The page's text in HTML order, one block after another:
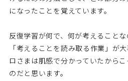
になったことを覚えています。
反復学習が何で、何が考えること
「考えることを読み取る作業」が
ロさまは肌感で分かっていたから
のだと思います。